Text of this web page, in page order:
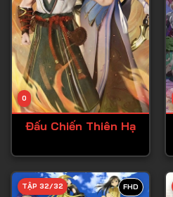
Tập 22
Tập 23
Tập 24
Tập 25
Tập 26
Tập 29
0
Đấu Chiến Thiên Hạ
FHD
TẬP 32/32